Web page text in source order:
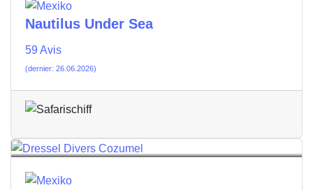
Nautilus Under Sea
59 Avis
(dernier: 26.06.2026)